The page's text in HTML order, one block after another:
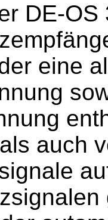
DE-
eine
auch